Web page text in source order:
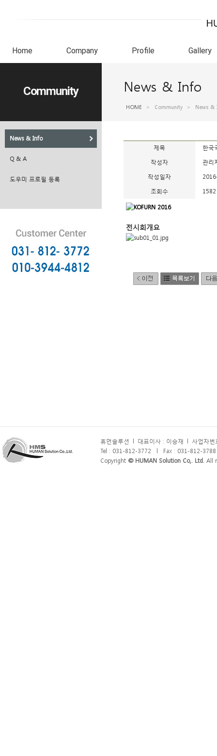
Home Company Profile Gallery
Community
News & Info
Q & A
도우미 프로필 등록
News & Info
HOME > Community > News &
제목 한국
작성자 관리
작성일자
조회수 1582
전시회개요
휴먼솔루션 대표이사 : 이승재
사업자
Tel : 031-812-3772
Fax : 031-812-3788
Copyright © HUMAN Solution Co,. Ltd. All